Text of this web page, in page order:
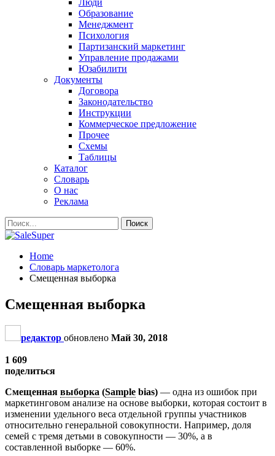
Люди
Образование
Менеджмент
Психология
Партизанский маркетинг
Управление продажами
Юзабилити
Документы
Договора
Законодательство
Инструкции
Коммерческое предложение
Прочее
Схемы
Таблицы
Каталог
Словарь
О нас
Реклама
Home
Словарь маркетолога
Смещенная выборка
Смещенная выборка
редактор обновлено Май 30, 2018
1 609
поделиться
Смещенная выборка (Sample bias) — одна из ошибок при
маркетинговом анализе на основе выборки, которая состоит в
изменении удельного веса отдельной группы участников
относительно генеральной совокупности. Например, доля
семей с тремя детьми в совокупности — 30%, а в
составленной выборке — 60%.